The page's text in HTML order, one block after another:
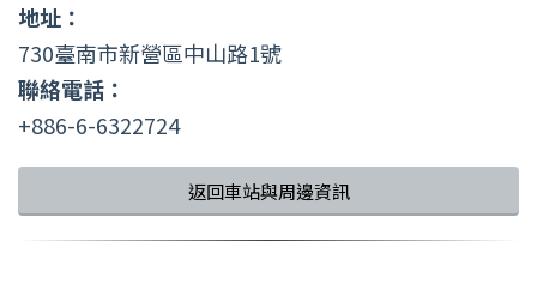
地址：
730臺南市新營區中山路1號
聯絡電話：
+886-6-6322724
返回車站與周邊資訊